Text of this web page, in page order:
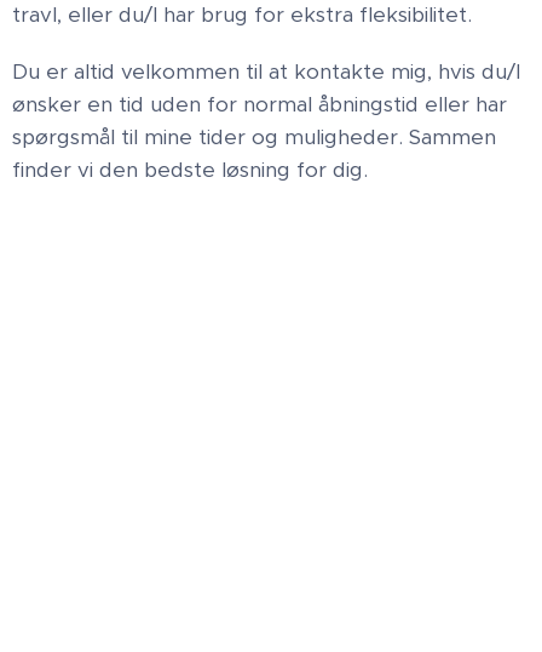
travl, eller du/I har brug for ekstra fleksibilitet.
Du er altid velkommen til at kontakte mig, hvis du/I
ønsker en tid uden for normal åbningstid eller har
spørgsmål til mine tider og muligheder. Sammen
finder vi den bedste løsning for dig.